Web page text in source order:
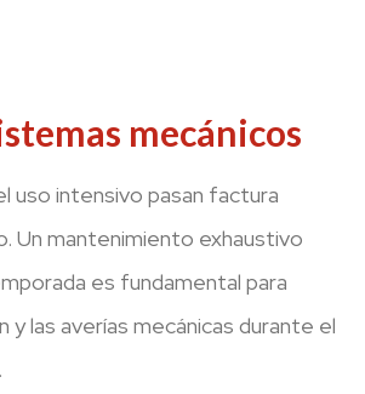
mecánicos
uso intensivo pasan factura
Un mantenimiento exhaustivo
es fundamental para
y las averías mecánicas durante el